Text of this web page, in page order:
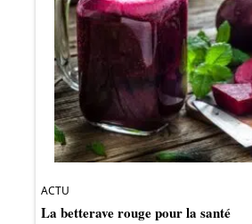
ACTU
La betterave rouge pour la santé